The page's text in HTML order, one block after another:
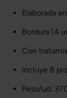
Elaborada
Bordura (4
Con
Incluye 8
Peso/ud: